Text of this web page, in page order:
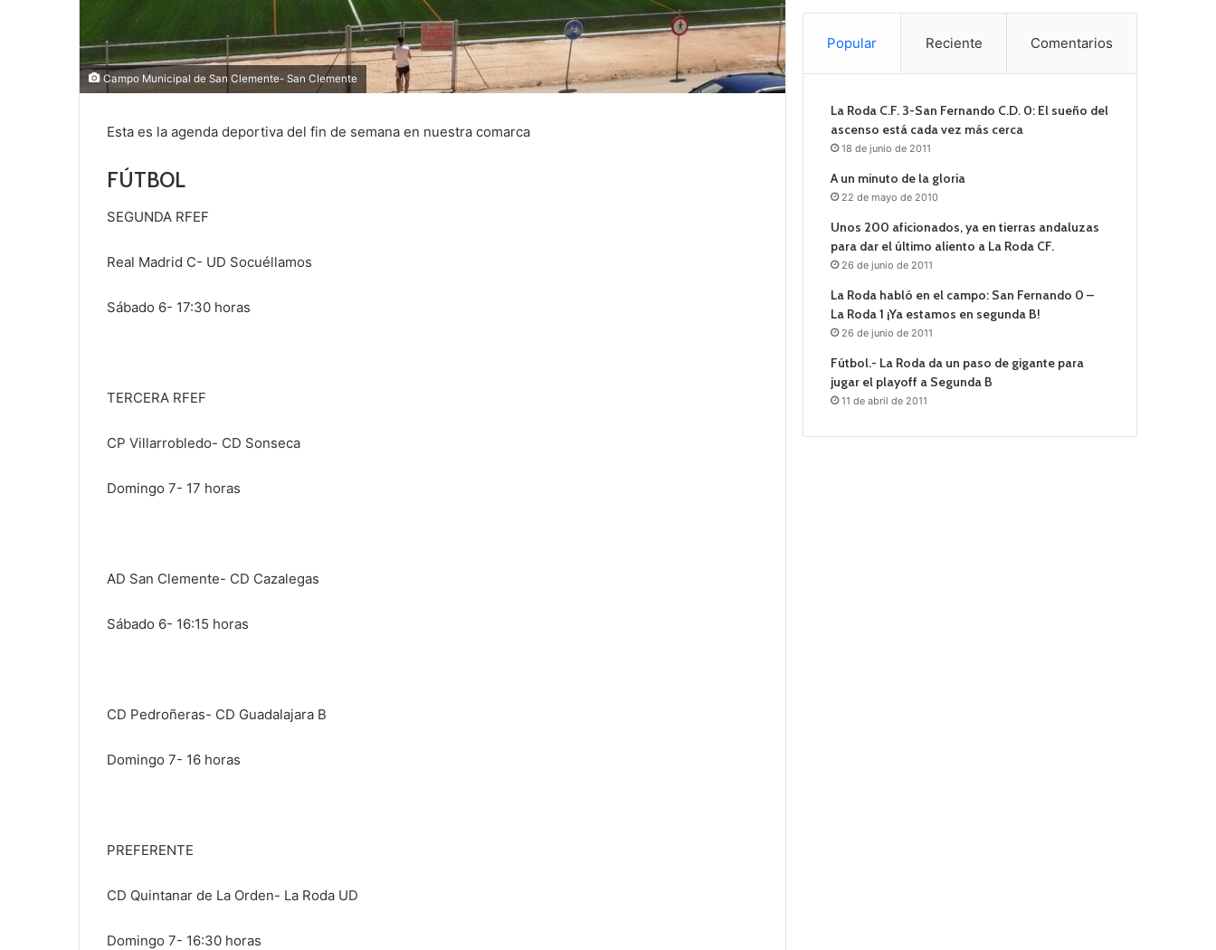
Campo Municipal de San Clemente- San Clemente
Esta es la agenda deportiva del fin de semana en nuestra comarca
FÚTBOL
SEGUNDA RFEF
Real Madrid C- UD Socuéllamos
Sábado 6- 17:30 horas
TERCERA RFEF
CP Villarrobledo- CD Sonseca
Domingo 7- 17 horas
AD San Clemente- CD Cazalegas
Sábado 6- 16:15 horas
CD Pedroñeras- CD Guadalajara B
Domingo 7- 16 horas
PREFERENTE
CD Quintanar de La Orden- La Roda UD
Domingo 7- 16:30 horas
Popular Reciente Comentarios
La Roda C.F. 3-San Fernando C.D. 0: El sueño del
ascenso está cada vez más cerca
18 de junio de 2011
A un minuto de la gloria
22 de mayo de 2010
Unos 200 aficionados, ya en tierras andaluzas
para dar el último aliento a La Roda CF.
26 de junio de 2011
La Roda habló en el campo: San Fernando 0 –
La Roda 1 ¡Ya estamos en segunda B!
26 de junio de 2011
Fútbol.- La Roda da un paso de gigante para
jugar el playoff a Segunda B
11 de abril de 2011